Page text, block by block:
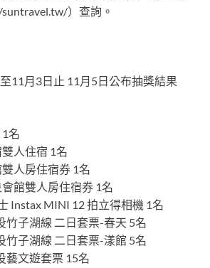
）查詢。
11月3日止 11月5日公布抽獎結果
名
人住宿 1名
人房住宿券 1名
館雙人房住宿券 1名
Instax MINI 12 拍立得相機 1名
竹子湖線 二日套票-春天 5名
竹子湖線 二日套票-漾館 5名
藝文遊套票 15名